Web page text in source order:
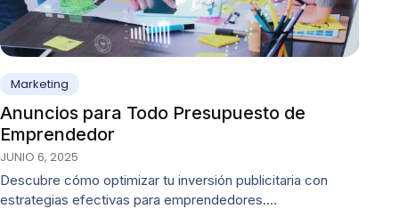
Marketing
Anuncios para Todo Presupuesto de
Emprendedor
JUNIO 6, 2025
Descubre cómo optimizar tu inversión publicitaria con
estrategias efectivas para emprendedores.…